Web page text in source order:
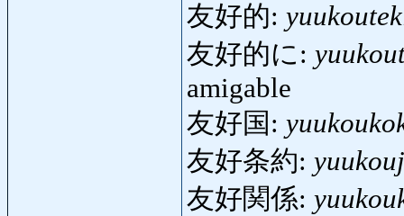
友好的:
友好的に:
amigable
友好国:
友好条約:
友好関係: